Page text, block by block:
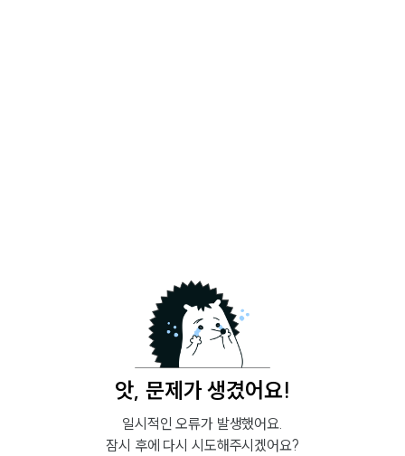
앗, 문제가 생겼어요!
일시적인 오류가 발생했어요.
잠시 후에 다시 시도해주시겠어요?